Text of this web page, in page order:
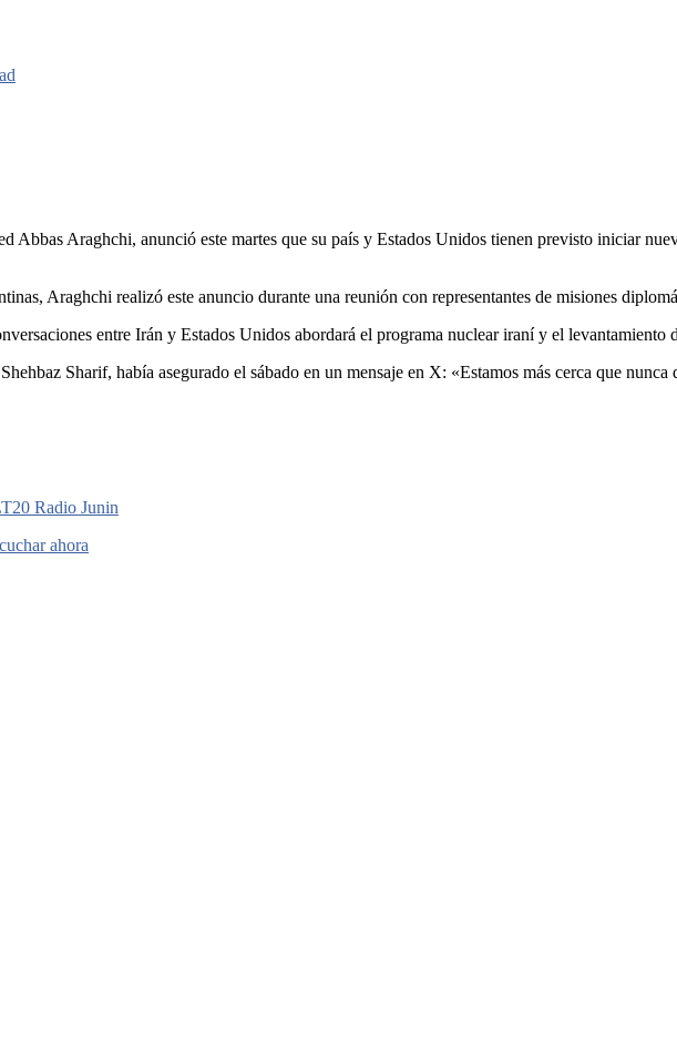
Abbas Araghchi, anunció este martes que su país y Estados Unidos tienen previsto iniciar
Araghchi realizó este anuncio durante una reunión con representantes de misiones
entre Irán y Estados Unidos abordará el programa nuclear iraní y el levantamiento
Sharif, había asegurado el sábado en un mensaje en X: «Estamos más cerca que
Radio Junin
ahora